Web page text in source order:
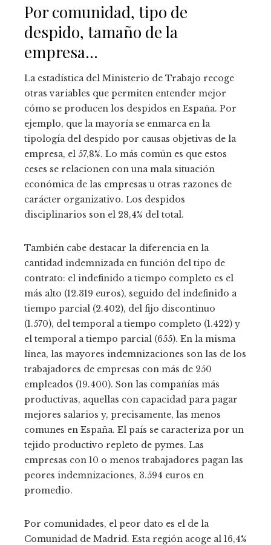
Por comunidad, tipo de
despido, tamaño de la
empresa…
La estadística del Ministerio de Trabajo recoge
otras variables que permiten entender mejor
cómo se producen los despidos en España. Por
ejemplo, que la mayoría se enmarca en la
tipología del despido por causas objetivas de la
empresa, el 57,8%. Lo más común es que estos
ceses se relacionen con una mala situación
económica de las empresas u otras razones de
carácter organizativo. Los despidos
disciplinarios son el 28,4% del total.
También cabe destacar la diferencia en la
cantidad indemnizada en función del tipo de
contrato: el indefinido a tiempo completo es el
más alto (12.319 euros), seguido del indefinido a
tiempo parcial (2.402), del fijo discontinuo
(1.570), del temporal a tiempo completo (1.422) y
el temporal a tiempo parcial (655). En la misma
línea, las mayores indemnizaciones son las de los
trabajadores de empresas con más de 250
empleados (19.400). Son las compañías más
productivas, aquellas con capacidad para pagar
mejores salarios y, precisamente, las menos
comunes en España. El país se caracteriza por un
tejido productivo repleto de pymes. Las
empresas con 10 o menos trabajadores pagan las
peores indemnizaciones, 3.594 euros en
promedio.
Por comunidades, el peor dato es el de la
Comunidad de Madrid. Esta región acoge al 16,4%